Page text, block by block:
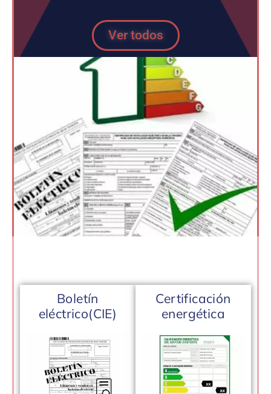
Ver todos
Boletín
eléctrico(CIE)
Certificación
energética